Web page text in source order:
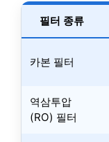
필터 종류
카본 필터
역삼투압
(RO) 필터